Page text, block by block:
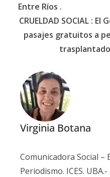
Entre Ríos .
CRUELDAD SOCIAL :
pasajes gratuitos a
Virginia Botana
Comunicadora Social –
Periodismo. ICES. UBA.-